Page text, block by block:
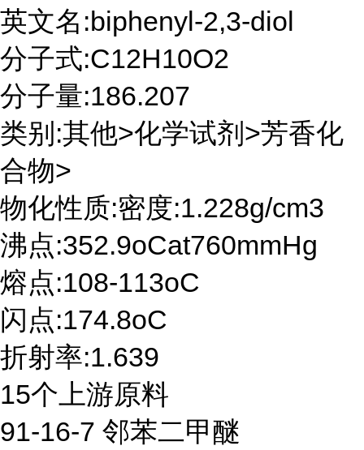
英文名:biphenyl-2,3-diol
分子式:C12H10O2
分子量:186.207
类别:其他>化学试剂>芳香化
合物>
物化性质:密度:1.228g/cm3
沸点:352.9oCat760mmHg
熔点:108-113oC
闪点:174.8oC
折射率:1.639
15个上游原料
91-16-7 邻苯二甲醚